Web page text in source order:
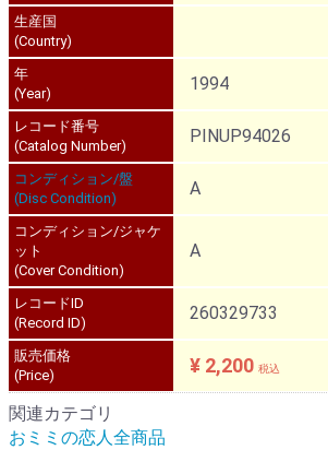
生産国
(Country)
年
(Year)
1994
レコード番号
(Catalog Number)
PINUP94026
コンディション/盤
(Disc Condition)
A
コンディション/ジャケ
ット
(Cover Condition)
A
レコードID
(Record ID)
260329733
販売価格
(Price)
¥ 2,200 税込
関連カテゴリ
おミミの恋人全商品